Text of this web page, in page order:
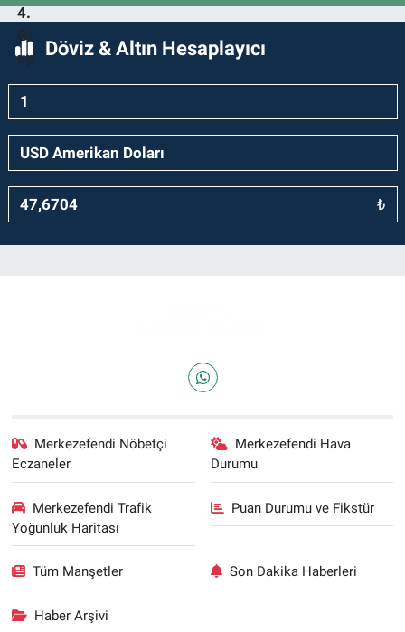
Döviz & Altın Hesaplayıcı
₺
Merkezefendi Nöbetçi
Eczaneler
Merkezefendi Hava
Durumu
Merkezefendi Trafik
Yoğunluk Haritası
Puan Durumu ve Fikstür
Tüm Manşetler Son Dakika Haberleri
Haber Arşivi